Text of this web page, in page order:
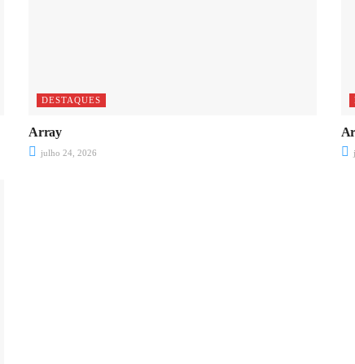
DESTAQUES
Array
julho 24, 2026